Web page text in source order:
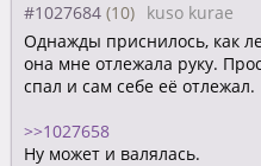
#1027684 kuso kurae
Однажды приснилось, как
она мне отлежала руку.
спал и сам себе её отлежал.
>>1027658
Ну может и валялась.